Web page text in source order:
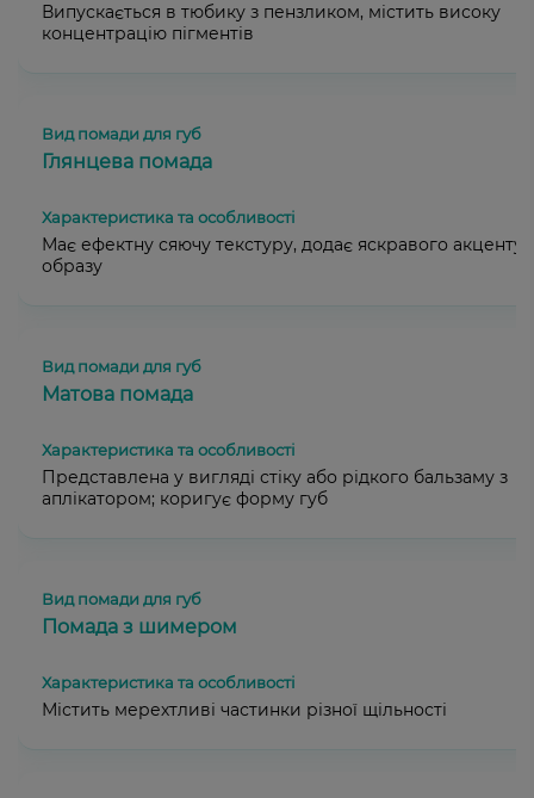
Випускається в тюбику з пензликом, містить високу
концентрацію пігментів
Глянцева помада
Має ефектну сяючу текстуру, додає яскравого акценту
образу
Матова помада
Представлена у вигляді стіку або рідкого бальзаму з
аплікатором; коригує форму губ
Помада з шимером
Містить мерехтливі частинки різної щільності